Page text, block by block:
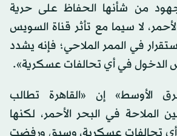
من شأنها الحفاظ على حرية
لا سيما مع تأثر قناة السويس
في الممر الملاحي؛ فإنه يشدد
الدخول في أي تحالفات عسكرية».
الأوسط» إن «القاهرة تطالب
الملاحة في البحر الأحمر، لكنها